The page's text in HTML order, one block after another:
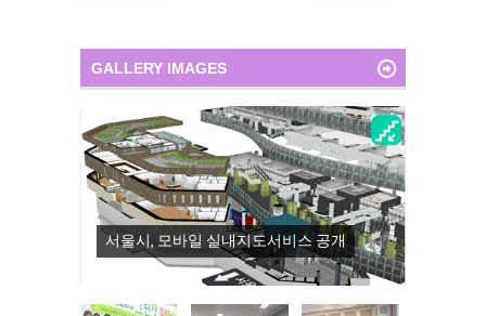
GALLERY IMAGES
서울시, 모바일 실내지도서비스 공개